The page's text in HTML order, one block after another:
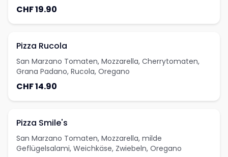
CHF 19.90
Pizza Rucola
San Marzano Tomaten, Mozzarella, Cherrytomaten,
Grana Padano, Rucola, Oregano
CHF 14.90
Pizza Smile's
San Marzano Tomaten, Mozzarella, milde
Geflügelsalami, Weichkäse, Zwiebeln, Oregano